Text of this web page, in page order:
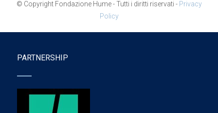
© Copyright Fondazione Hume - Tutti i diritti riservati - Privacy
Policy
PARTNERSHIP